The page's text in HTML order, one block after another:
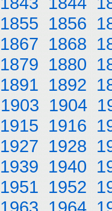
1855 1856
1867 1868
1879 1880
1891 1892
1903 1904
1915 1916
1927 1928
1939 1940
1951 1952